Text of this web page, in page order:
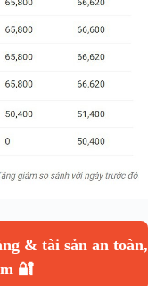
& tài sản an toàn,
🔐